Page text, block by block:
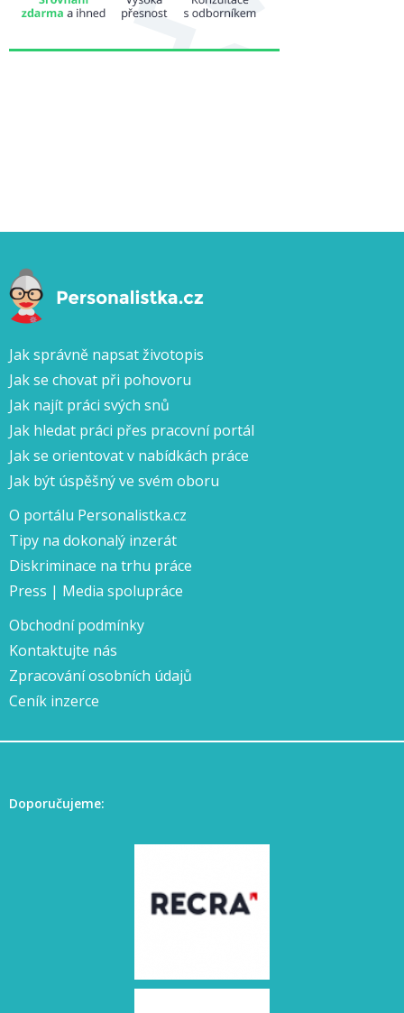
Jak správně napsat životopis
Jak se chovat při pohovoru
Jak najít práci svých snů
Jak hledat práci přes pracovní portál
Jak se orientovat v nabídkách práce
Jak být úspěšný ve svém oboru
O portálu Personalistka.cz
Tipy na dokonalý inzerát
Diskriminace na trhu práce
Press | Media spolupráce
Obchodní podmínky
Kontaktujte nás
Zpracování osobních údajů
Ceník inzerce
Doporučujeme: